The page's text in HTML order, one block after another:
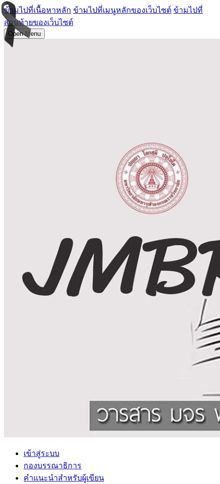
ข้ามไปที่เนื้อหาหลัก ข้ามไปที่เมนูหลักของเว็บไซต์ ข้ามไปที่
ส่วนท้ายของเว็บไซต์
Open Menu
เข้าสู่ระบบ
กองบรรณาธิการ
คำแนะนำสำหรับผู้เขียน